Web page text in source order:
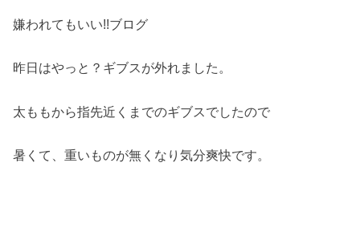
嫌われてもいい!!ブログ
昨日はやっと？ギブスが外れました。
太ももから指先近くまでのギブスでしたので
暑くて、重いものが無くなり気分爽快です。